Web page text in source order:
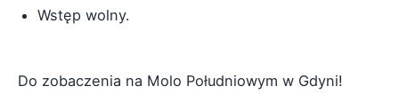
Wstęp wolny.
Do zobaczenia na Molo Południowym w Gdyni!